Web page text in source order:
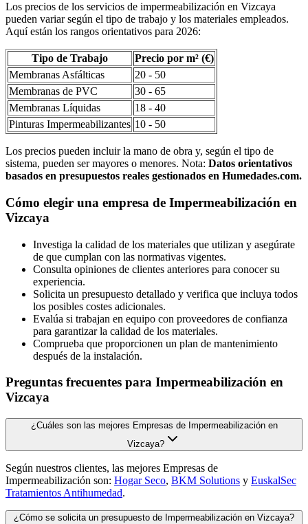
Los precios de los servicios de impermeabilización en Vizcaya
pueden variar según el tipo de trabajo y los materiales empleados.
Aquí están los rangos orientativos para 2026:
Tipo de Trabajo
Precio por m² (€)
Membranas Asfálticas
20 - 50
Membranas de PVC
30 - 65
Membranas Líquidas
18 - 40
Pinturas Impermeabilizantes 10 - 50
Los precios pueden incluir la mano de obra y, según el tipo de
sistema, pueden ser mayores o menores. Nota: Datos orientativos
basados en presupuestos reales gestionados en Humedades.com.
Cómo elegir una empresa de Impermeabilización en
Vizcaya
Investiga la calidad de los materiales que utilizan y asegúrate
de que cumplan con las normativas vigentes.
Consulta opiniones de clientes anteriores para conocer su
experiencia.
Solicita un presupuesto detallado y verifica que incluya todos
los posibles costes adicionales.
Evalúa si trabajan en equipo con proveedores de confianza
para garantizar la calidad de los materiales.
Comprueba que proporcionen un plan de mantenimiento
después de la instalación.
Preguntas frecuentes para Impermeabilización en
Vizcaya
¿Cuáles son las mejores Empresas de Impermeabilización en
Vizcaya?
Según nuestros clientes, las mejores Empresas de
Impermeabilización son: Hogar Seco, BKM Solutions y EuskalSec
Tratamientos Antihumedad.
¿Cómo se solicita un presupuesto de Impermeabilización en Vizcaya?